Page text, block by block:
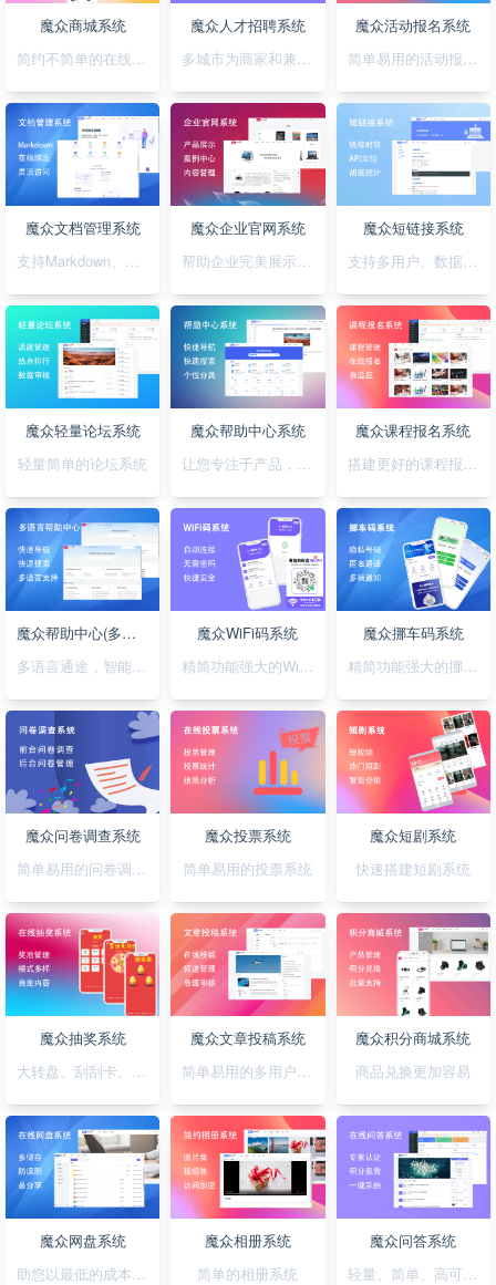
魔众商城系统
简约不简单的在线商城系统
魔众人才招聘系统
多城市为商家和兼职者的提供精准对接平台
魔众活动报名系统
简单易用的活动报名系统
魔众文档管理系统
支持Markdown、图表、脑图、富文本的文档管理系统
魔众企业官网系统
帮助企业完美展示自己的形象
魔众短链接系统
支持多用户、数据统计、API对接的短链接系统
魔众轻量论坛系统
轻量简单的论坛系统
魔众帮助中心系统
让您专注于产品，无需为帮助中心的建设担忧
魔众课程报名系统
搭建更好的课程报名系统
魔众帮助中心(多语言)系统
多语言通途，智能助您，轻松搭建无障碍帮助系统
魔众WiFi码系统
精简功能强大的WiFi码小程序
魔众挪车码系统
精简功能强大的挪车码小程序
魔众问卷调查系统
简单易用的问卷调查系统
魔众投票系统
简单易用的投票系统
魔众短剧系统
快速搭建短剧系统
魔众抽奖系统
大转盘、刮刮卡、积分、红包一站全搞定
魔众文章投稿系统
简单易用的多用户文章投稿系统
魔众积分商城系统
商品兑换更加容易
魔众网盘系统
魔众相册系统
简单的相册系统
魔众问答系统